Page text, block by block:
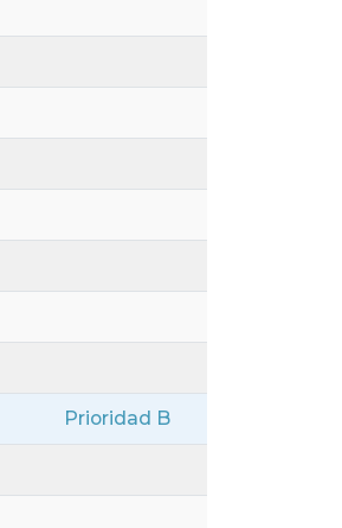
Prioridad B